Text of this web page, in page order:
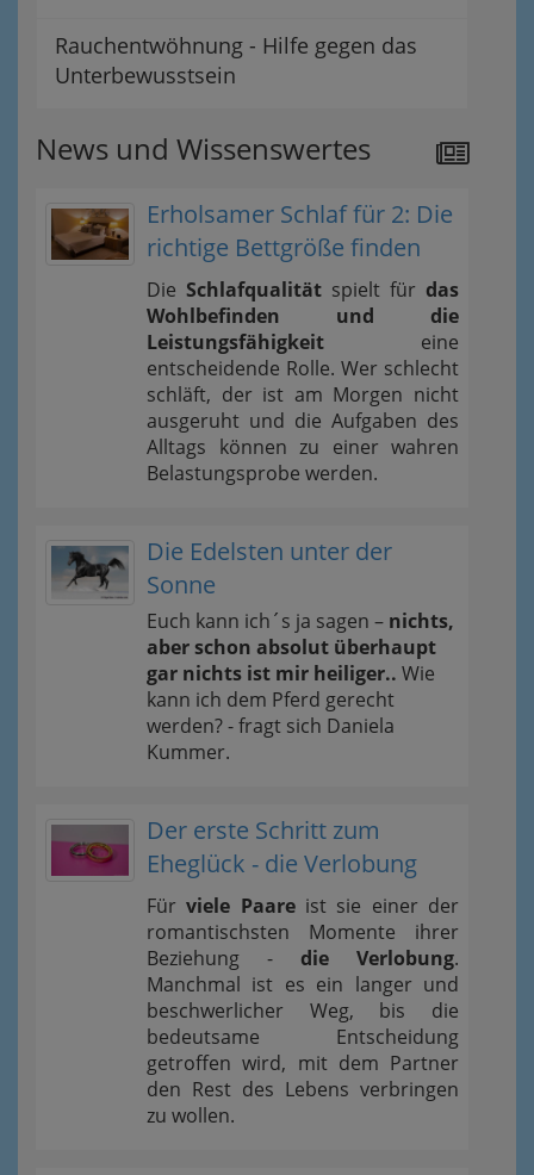
Rauchentwöhnung - Hilfe gegen das
Unterbewusstsein
News und Wissenswertes
Erholsamer Schlaf für 2: Die
richtige Bettgröße finden
Die Schlafqualität spielt für das
Wohlbefinden und die
Leistungsfähigkeit eine
entscheidende Rolle. Wer schlecht
schläft, der ist am Morgen nicht
ausgeruht und die Aufgaben des
Alltags können zu einer wahren
Belastungsprobe werden.
Die Edelsten unter der
Sonne
Euch kann ich´s ja sagen – nichts,
aber schon absolut überhaupt
gar nichts ist mir heiliger.. Wie
kann ich dem Pferd gerecht
werden? - fragt sich Daniela
Kummer.
Der erste Schritt zum
Eheglück - die Verlobung
Fürviele Paareist sie einer der
romantischsten Momente ihrer
Beziehung - die Verlobung.
Manchmal ist es ein langer und
beschwerlicher Weg, bis die
bedeutsame Entscheidung
getroffen wird, mit dem Partner
den Rest des Lebens verbringen
zu wollen.